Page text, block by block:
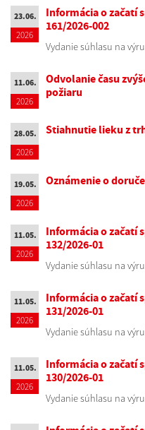
23.06.
2026
Informácia o začatí
161/2026-002
Vydanie súhlasu na
11.06.
2026
Odvolanie času
požiaru
28.05.
2026
Stiahnutie lieku z
19.05.
2026
Oznámenie o
11.05.
2026
Informácia o začatí
132/2026-01
Vydanie súhlasu na
11.05.
2026
Informácia o začatí
131/2026-01
Vydanie súhlasu na
11.05.
2026
Informácia o začatí
130/2026-01
Vydanie súhlasu na